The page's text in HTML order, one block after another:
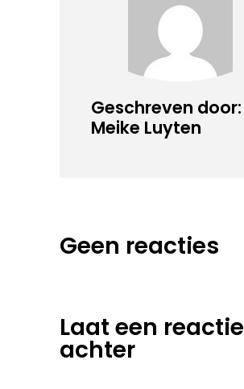
Geschreven door:
Meike Luyten
Geen reacties
Laat een reactie
achter